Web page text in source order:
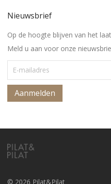
Nieuwsbrief
Op de hoogte blijven van het
Meld u aan voor onze
© 2026 Pilat&Pilat